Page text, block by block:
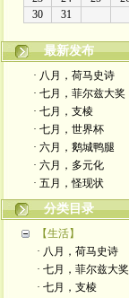
最新发布
· 八月，荷马史诗
· 七月，菲尔兹大奖
· 七月，支棱
· 七月，世界杯
· 六月，鹅城鸭腿
· 六月，多元化
· 五月，怪现状
分类目录
【生活】
· 八月，荷马史诗
· 七月，菲尔兹大奖
· 七月，支棱